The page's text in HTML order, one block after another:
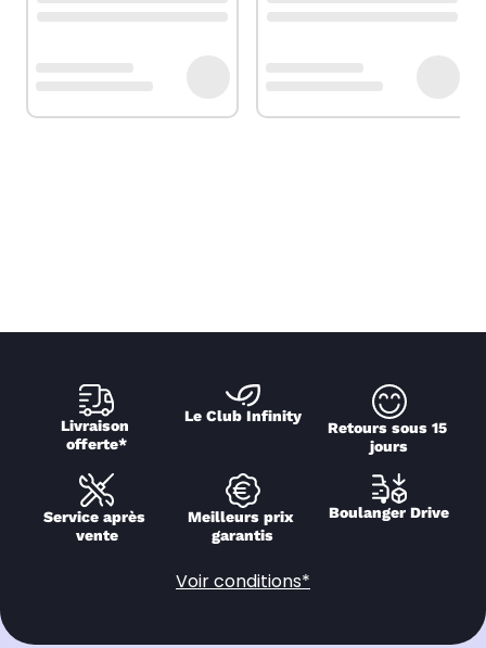
Livraison
offerte*
Le Club Infinity
Retours sous 15
jours
Service après
vente
Meilleurs prix
garantis
Boulanger Drive
Voir conditions*